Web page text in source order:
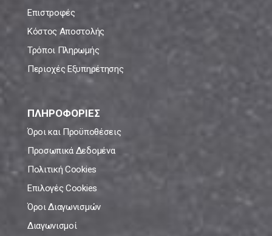
Επιστροφές
Κόστος Αποστολής
Τρόποι Πληρωμής
Περιοχές Εξυπηρέτησης
ΠΛΗΡΟΦΟΡΙΕΣ
Όροι και Προϋποθέσεις
Προσωπικά Δεδομένα
Πολιτική Cookies
Επιλογές Cookies
Όροι Διαγωνισμών
Διαγωνισμοί